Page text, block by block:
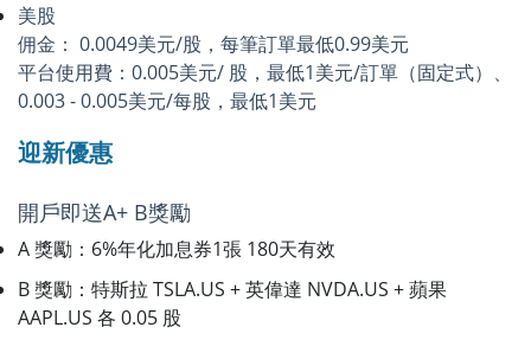
美股
佣金： 0.0049美元/股，每筆訂單最低0.99美元
平台使用費：0.005美元/ 股，最低1美元/訂單（固定式）、
0.003 - 0.005美元/每股，最低1美元
迎新優惠
開戶即送A+ B獎勵
A 獎勵：6%年化加息券1張 180天有效
B 獎勵：特斯拉 TSLA.US + 英偉達 NVDA.US + 蘋果
AAPL.US 各 0.05 股